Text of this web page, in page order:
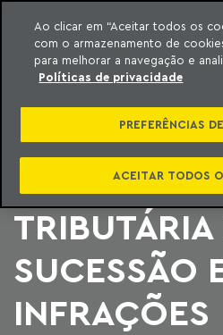
o conteúdo
Machado Meyer
WEBINAR
SUCESSÃO
INFRAÇÕES
Ao clicar em “Aceitar todos os
com o armazenamento de
para melhorar a navegação e
Políticas de privacidade
PREFERÊNCIAS
ACEITAR TODOS